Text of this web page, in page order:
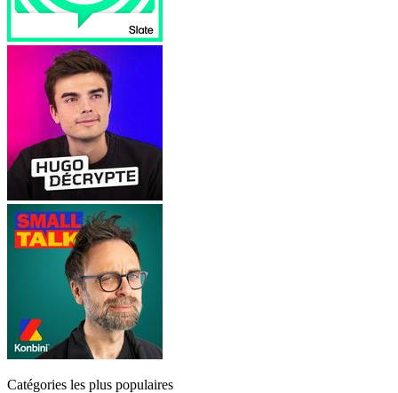
Catégories les plus populaires